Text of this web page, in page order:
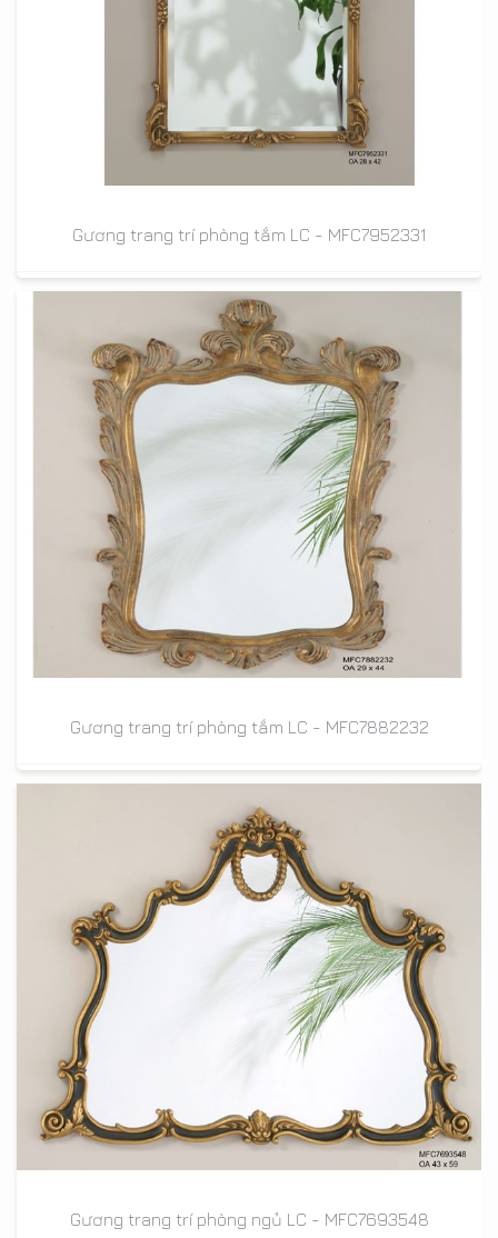
Gương trang trí phòng tắm LC - MFC7952331
Gương trang trí phòng tắm LC - MFC7882232
Gương trang trí phòng ngủ LC - MFC7693548